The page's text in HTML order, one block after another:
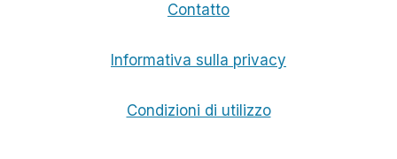
Contatto
Informativa sulla privacy
Condizioni di utilizzo